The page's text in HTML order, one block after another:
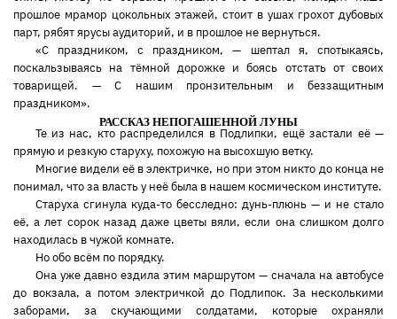
прошлое мрамор цокольных этажей, стоит в ушах грохот дубовых
парт, рябят ярусы аудиторий, и в прошлое не вернуться.
«С праздником, с праздником, — шептал я, спотыкаясь,
поскальзываясь на тёмной дорожке и боясь отстать от своих
товарищей. — С нашим пронзительным и беззащитным
праздником».
РАССКАЗ НЕПОГАШЕННОЙ ЛУНЫ
Те из нас, кто распределился в Подлипки, ещё застали её —
прямую и резкую старуху, похожую на высохшую ветку.
Многие видели её в электричке, но при этом никто до конца не
понимал, что за власть у неё была в нашем космическом институте.
Старуха сгинула куда-то бесследно: дунь-плюнь — и не стало
её, а лет сорок назад даже цветы вяли, если она слишком долго
находилась в чужой комнате.
Но обо всём по порядку.
Она уже давно ездила этим маршрутом — сначала на автобусе
до вокзала, а потом электричкой до Подлипок. За несколькими
заборами, за скучающими солдатами, которые охраняли